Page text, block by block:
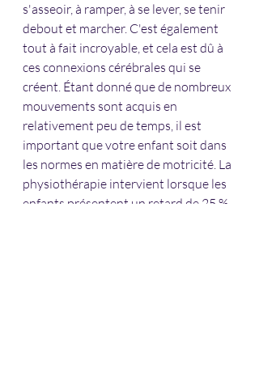
s'asseoir, à ramper, à se lever, se tenir
debout et marcher. C'est également
tout à fait incroyable, et cela est dû à
ces connexions cérébrales qui se
créent. Étant donné que de nombreux
mouvements sont acquis en
relativement peu de temps, il est
important que votre enfant soit dans
les normes en matière de motricité. La
physiothérapie intervient lorsque les
enfants présentent un retard de 25 %